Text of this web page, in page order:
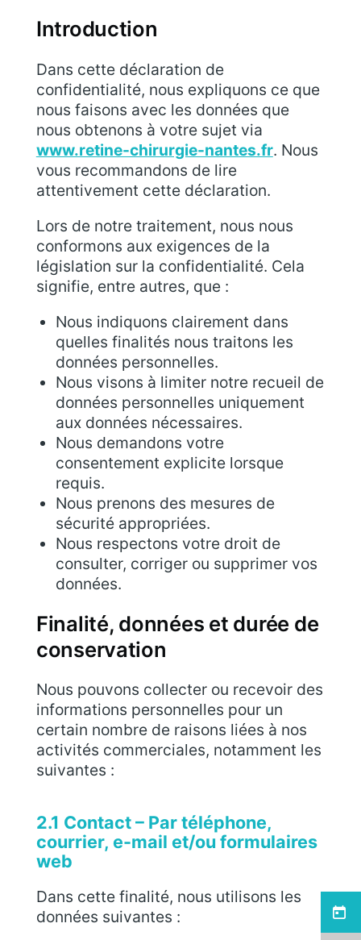
Menu
Introduction
Dans cette déclaration de
confidentialité, nous expliquons ce que
nous faisons avec les données que
nous obtenons à votre sujet via
www.retine-chirurgie-nantes.fr. Nous
vous recommandons de lire
attentivement cette déclaration.
Lors de notre traitement, nous nous
conformons aux exigences de la
législation sur la confidentialité. Cela
signifie, entre autres, que :
Nous indiquons clairement dans
quelles finalités nous traitons les
données personnelles.
Nous visons à limiter notre recueil de
données personnelles uniquement
aux données nécessaires.
Nous demandons votre
consentement explicite lorsque
requis.
Nous prenons des mesures de
sécurité appropriées.
Nous respectons votre droit de
consulter, corriger ou supprimer vos
données.
Finalité, données et durée de
conservation
Nous pouvons collecter ou recevoir des
informations personnelles pour un
certain nombre de raisons liées à nos
activités commerciales, notamment les
suivantes :
2.1 Contact – Par téléphone,
courrier, e-mail et/ou formulaires
web
Dans cette finalité, nous utilisons les
données suivantes :